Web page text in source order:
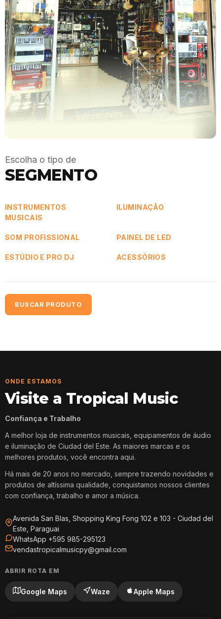
Escolha o tipo de
SEGMENTO
INSTRUMENTOS
MUSICAIS
ILUMINAÇÃO
SOM PROFISSIONAL PAINEL DE LED
ESTÚDIO E PRO DJ ACESSÓRIOS
BUSCAR PRODUTO
ONDE ESTAMOS
Visite a Tropical Music
Confiança e Trabalho
A melhor loja de instrumentos musicais, equipamentos de áudio
e iluminação de Ciudad del Este. As maiores marcas e os
melhores produtos, você encontra aqui.
Há mais de 20 anos no mercado, sempre trazendo novidades e
produtos de altíssima qualidade, conquistamos nossos clientes
com confiança, trabalho e amor a música.
Avenida San Blas, Shopping King Fong 102 e 103 - Ciudad del
Este, Paraguai
WhatsApp +595 985-295123
vendastropicalmusicpy@gmail.com
ABRIR ROTA EM
Google Maps Waze Apple Maps